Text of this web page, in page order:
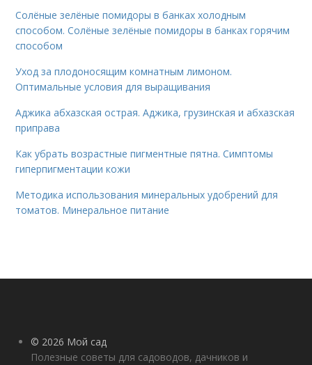
Солёные зелёные помидоры в банках холодным
способом. Солёные зелёные помидоры в банках горячим
способом
Уход за плодоносящим комнатным лимоном.
Оптимальные условия для выращивания
Аджика абхазская острая. Аджика, грузинская и абхазская
приправа
Как убрать возрастные пигментные пятна. Симптомы
гиперпигментации кожи
Методика использования минеральных удобрений для
томатов. Минеральное питание
© 2026 Мой сад
Полезные советы для садоводов, дачников и